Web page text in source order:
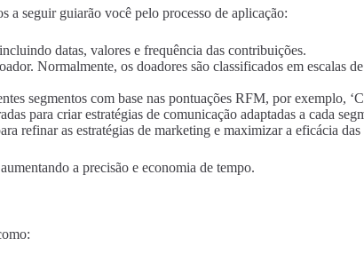
a seguir guiarão você pelo processo de aplicação:
datas, valores e frequência das contribuições.
Normalmente, os doadores são classificados em escalas
segmentos com base nas pontuações RFM, por exemplo,
para criar estratégias de comunicação adaptadas a cada
refinar as estratégias de marketing e maximizar a eficácia das
a precisão e economia de tempo.